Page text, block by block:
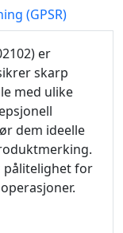
(GPSR)
er
skarp
med ulike
dem ideelle
pålitelighet for